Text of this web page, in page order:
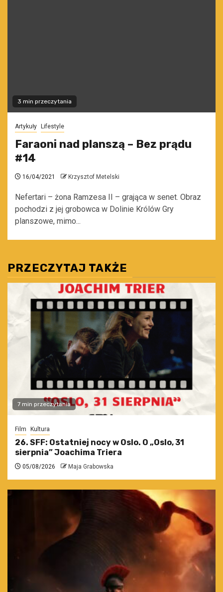
3 min przeczytania
Artykuły Lifestyle
Faraoni nad planszą – Bez prądu
#14
16/04/2021 Krzysztof Metelski
Nefertari – żona Ramzesa II – grająca w senet. Obraz
pochodzi z jej grobowca w Dolinie Królów Gry
planszowe, mimo...
PRZECZYTAJ TAKŻE
7 min przeczytania
Film Kultura
26. SFF: Ostatniej nocy w Oslo. O „Oslo, 31
sierpnia” Joachima Triera
05/08/2026 Maja Grabowska